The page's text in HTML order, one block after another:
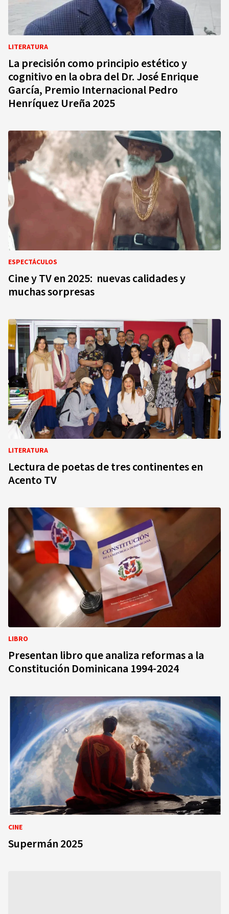
LITERATURA
La precisión como principio estético y
cognitivo en la obra del Dr. José Enrique
García, Premio Internacional Pedro
Henríquez Ureña 2025
ESPECTÁCULOS
Cine y TV en 2025: nuevas calidades y
muchas sorpresas
LITERATURA
Lectura de poetas de tres continentes en
Acento TV
LIBRO
Presentan libro que analiza reformas a la
Constitución Dominicana 1994-2024
CINE
Supermán 2025